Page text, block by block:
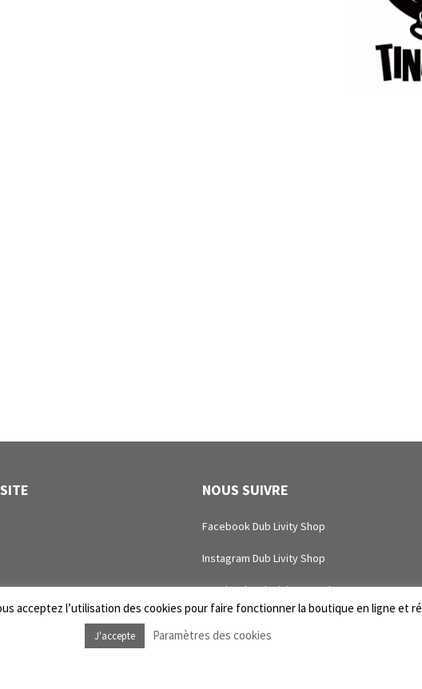
NOUS SUIVRE
Facebook Dub Livity Shop
Instagram Dub Livity Shop
Facebook Dub Livity Sound System
acceptez l’utilisation des cookies pour faire fonctionner la boutique en ligne et
J'accepte Paramètres des cookies